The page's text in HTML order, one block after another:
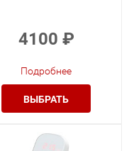
4100 ₽
Подробнее
ВЫБРАТЬ